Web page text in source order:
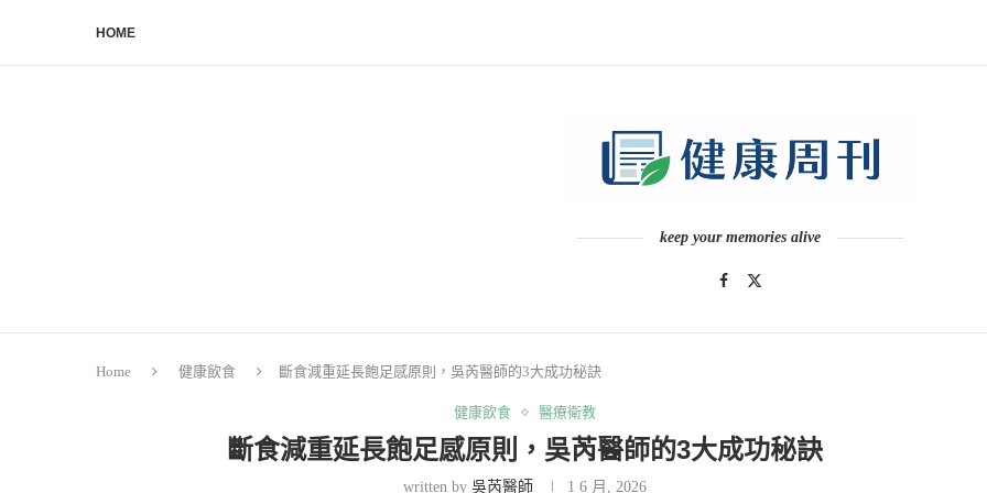
HOME
keep your memories alive
Home 健康飲食 斷食減重延長飽足感原則，吳芮醫師的3大成功秘訣
健康飲食 醫療衛教
斷食減重延長飽足感原則，吳芮醫師的3大成功秘訣
written by吳芮醫師 1 6 月, 2026